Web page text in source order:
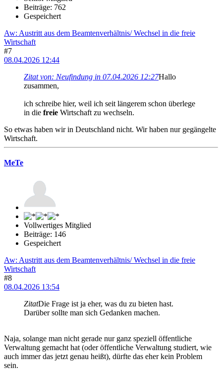
Beiträge: 762
Gespeichert
Aw: Austritt aus dem Beamtenverhältnis/ Wechsel in die freie
Wirtschaft
#7
08.04.2026 12:44
Zitat von: Neufindung in 07.04.2026 12:27Hallo
zusammen,
ich schreibe hier, weil ich seit längerem schon überlege
in die freie Wirtschaft zu wechseln.
So etwas haben wir in Deutschland nicht. Wir haben nur gegängelte
Wirtschaft.
MeTe
Vollwertiges Mitglied
Beiträge: 146
Gespeichert
Aw: Austritt aus dem Beamtenverhältnis/ Wechsel in die freie
Wirtschaft
#8
08.04.2026 13:54
ZitatDie Frage ist ja eher, was du zu bieten hast.
Darüber sollte man sich Gedanken machen.
Naja, solange man nicht gerade nur ganz speziell öffentliche
Verwaltung gemacht hat (oder öffentliche Verwaltung studiert, wie
auch immer das jetzt genau heißt), dürfte das eher kein Problem
sein.